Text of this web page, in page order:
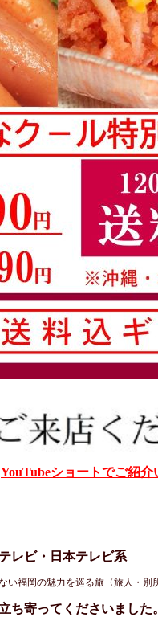
YouTubeショートでご紹
レビ・日本テレビ系
い福岡の魅力を巡る旅〈旅人・別
ち寄ってくださいました